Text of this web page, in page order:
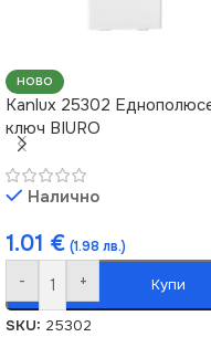
НОВО
Kanlux 25302
ключ BIURO
Налично
1.01 € (1.98 лв.)
- + Купи
SKU: 25302